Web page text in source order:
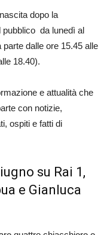
dopo la
pubblico da lunedì al
dalle ore 15.45 alle
18.40).
e attualità che
con notizie,
ospiti e fatti di
su Rai 1,
e Gianluca